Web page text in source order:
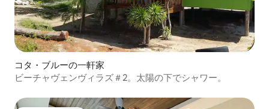
コタ・ブルーの一軒家
ビーチャヴェンヴィラズ＃2。太陽の下でシャワー。